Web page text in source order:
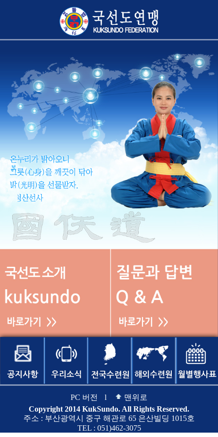
PC 버전 l
맨위로
Copyright 2014 KukSundo. All Rights Reserved.
주소 : 부산광역시 중구 해관로 65 은산빌딩 1015호
TEL : 051)462-3075